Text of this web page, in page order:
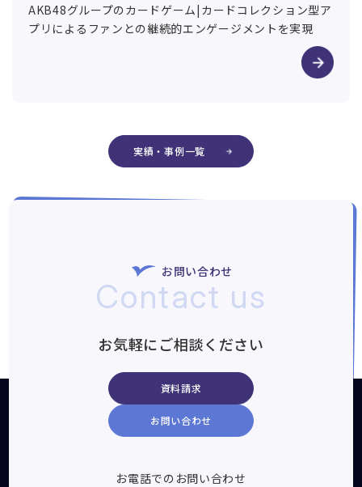
AKB48グループのカードゲーム|カードコレクション型ア
プリによるファンとの継続的エンゲージメントを実現
実績・事例一覧
お問い合わせ
Contact us
お気軽にご相談ください
資料請求
お問い合わせ
お電話でのお問い合わせ